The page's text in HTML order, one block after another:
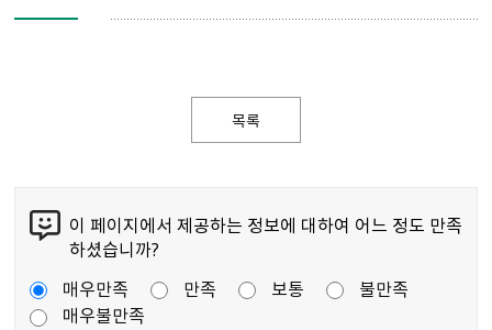
목록
이 페이지에서 제공하는 정보에 대하여 어느 정도 만족
하셨습니까?
매우만족
만족 보통
불만족
매우불만족